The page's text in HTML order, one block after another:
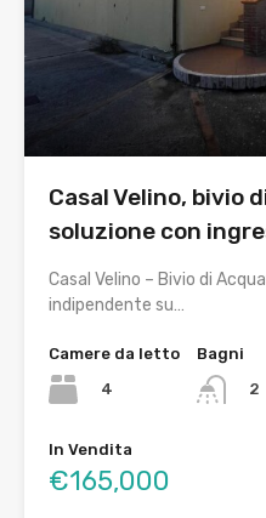
Casal Velino, bivio
soluzione con
Casal Velino – Bivio di
indipendente su…
Camere da letto
4
Bagni
2
In Vendita
€165,000